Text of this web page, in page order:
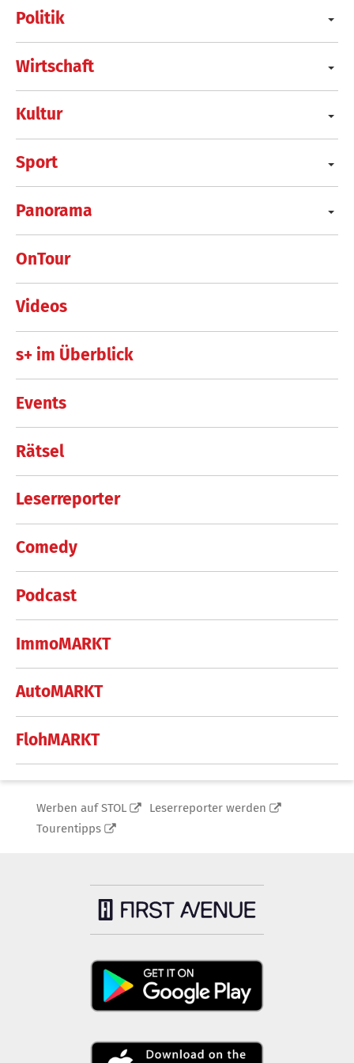
Politik
Wirtschaft
Kultur
Sport
Panorama
OnTour
Videos
s+ im Überblick
Events
Rätsel
Leserreporter
Comedy
Podcast
ImmoMARKT
AutoMARKT
FlohMARKT
Werben auf STOL
Leserreporter werden
Tourentipps